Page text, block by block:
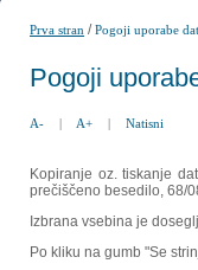
Prva stran /Pogoji uporabe
Pogoji
A- | A+ | Natisni
Kopiranje oz. tiskanje
prečiščeno besedilo, 68/
Izbrana vsebina je
Po kliku na gumb "Se